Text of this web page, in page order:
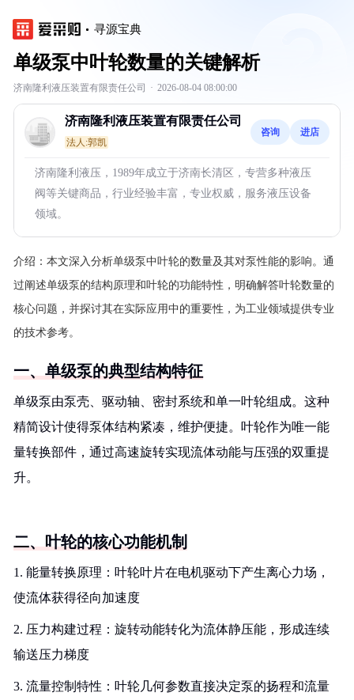
寻源宝典
单级泵中叶轮数量的关键解析
济南隆利液压装置有限责任公司 · 2026-08-04 08:00:00
济南隆利液压装置有限责任公司
法人:郭凯
咨询 进店
济南隆利液压，1989年成立于济南长清区，专营多种液压
阀等关键商品，行业经验丰富，专业权威，服务液压设备
领域。
介绍： 本文深入分析单级泵中叶轮的数量及其对泵性能的影响。通
过阐述单级泵的结构原理和叶轮的功能特性，明确解答叶轮数量的
核心问题，并探讨其在实际应用中的重要性，为工业领域提供专业
的技术参考。
一、单级泵的典型结构特征
单级泵由泵壳、驱动轴、密封系统和单一叶轮组成。这种
精简设计使得泵体结构紧凑，维护便捷。叶轮作为唯一能
量转换部件，通过高速旋转实现流体动能与压强的双重提
升。
二、叶轮的核心功能机制
1. 能量转换原理：叶轮叶片在电机驱动下产生离心力场，
使流体获得径向加速度
2. 压力构建过程：旋转动能转化为流体静压能，形成连续
输送压力梯度
3. 流量控制特性：叶轮几何参数直接决定泵的扬程和流量